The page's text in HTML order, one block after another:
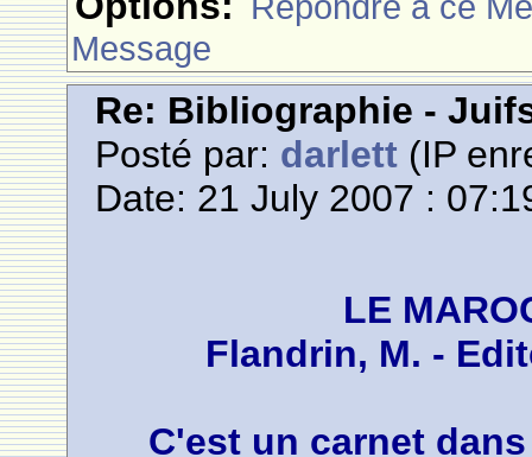
Message
Re: Bibliographie -
Posté par: darlett (IP
Date: 21 July 2007 :
LE
Flandrin, M. -
C'est un carnet